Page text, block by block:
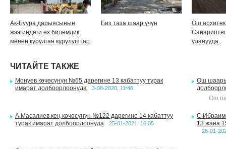
Ак-Буура дарыясынын
жээгиндеги өз билемдик
менен курулган курулуштар
Биз таза шаар үчүн
Ош
уланууда.
ЧИТАЙТЕ ТАКЖЕ
Монуев көчөсүнүн №65 дарегине 13 кабаттуу турак
имарат долбоорлоонуда
3-08-2020, 11:46
Ош
Ош
А.Масалиев кең көчөсүнүн №122 дарегине 14 кабаттуу
турак имарат долбоорлоонуда
25-01-2021, 16:05
13 жана
26-01-